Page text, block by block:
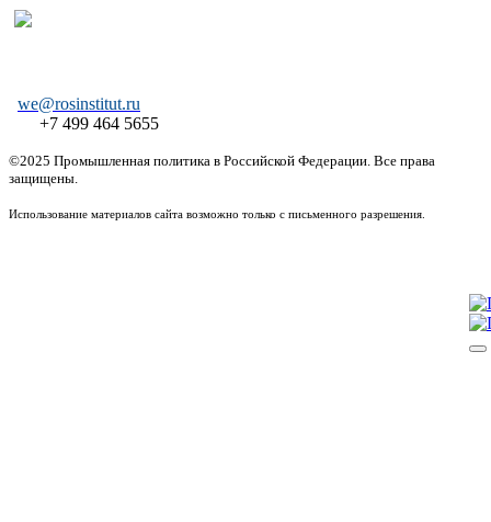
we@rosinstitut.ru
+7 499 464 5655
©2025 Промышленная политика в Российской Федерации. Все права
защищены.
Использование материалов сайта возможно только с письменного разрешения.